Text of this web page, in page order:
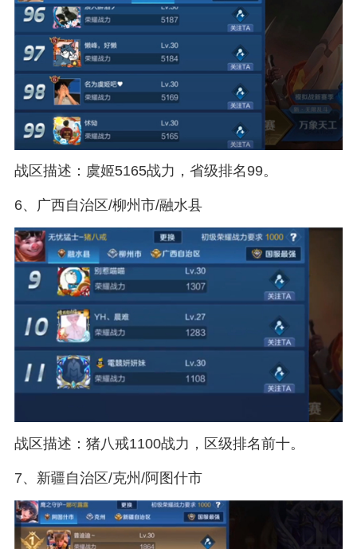
战区描述：虞姬5165战力，省级排名99。
6、广西自治区/柳州市/融水县
战区描述：猪八戒1100战力，区级排名前十。
7、新疆自治区/克州/阿图什市